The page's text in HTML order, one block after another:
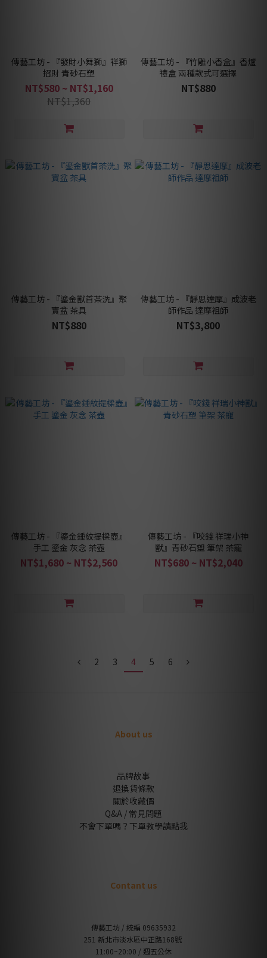
傳藝工坊 - 『發財小舞獅』祥獅
招財 青砂石塑
NT$580 ~ NT$1,160
NT$1,360
傳藝工坊 - 『竹雕小香盒』香爐
禮盒 兩種款式可選擇
NT$880
傳藝工坊 - 『鎏金獸首茶洗』聚
寶盆 茶具
NT$880
傳藝工坊 - 『靜思達摩』成波老
師作品 達摩祖師
NT$3,800
傳藝工坊 - 『鎏金錘紋提樑壺』
手工 鎏金 灰念 茶壺
NT$1,680 ~ NT$2,560
傳藝工坊 - 『咬錢 祥瑞小神
獸』青砂石塑 筆架 茶寵
NT$680 ~ NT$2,040
2 3 4 5 6
About us
品牌故事
退換貨條款
關於收藏價
Q&A / 常見問題
不會下單嗎？下單教學請點我
Contant us
傳藝工坊 / 統編 09635932
251 新北市淡水區中正路168號
11:00~20:00 / 週五公休